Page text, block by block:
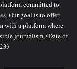
committed to
Our goal is to offer
with a platform where
journalism. (Date of